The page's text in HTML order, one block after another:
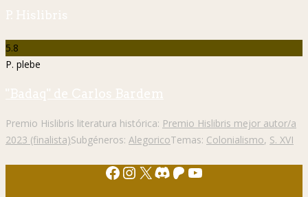
P. Hislibris
5.8
P. plebe
"Badaq" de Carlos Bardem
Premio Hislibris literatura histórica: Premio Hislibris mejor autor/a
2023 (finalista)Subgéneros: AlegoricoTemas: Colonialismo, S. XVI
Facebook
Instagram
X Discord
Patreon
YouTube